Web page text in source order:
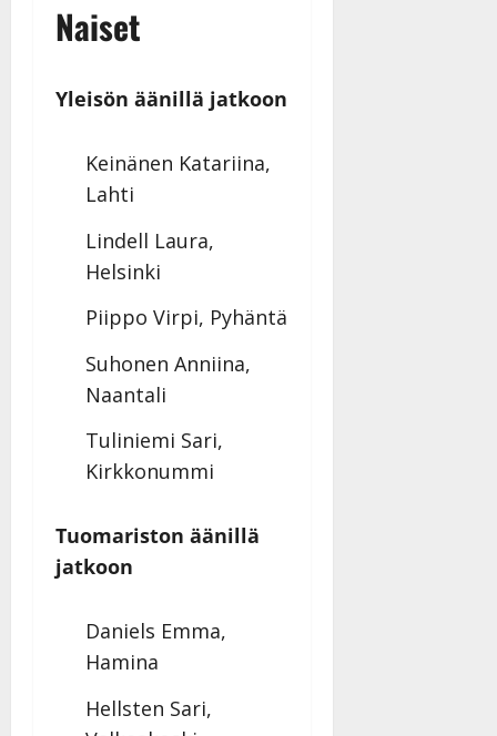
Naiset
Yleisön äänillä jatkoon
Keinänen Katariina,
Lahti
Lindell Laura,
Helsinki
Piippo Virpi, Pyhäntä
Suhonen Anniina,
Naantali
Tuliniemi Sari,
Kirkkonummi
Tuomariston äänillä
jatkoon
Daniels Emma,
Hamina
Hellsten Sari,